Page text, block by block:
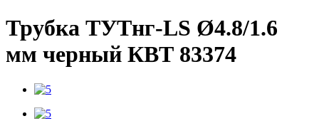
Трубка ТУТнг-LS Ø4.8/1.6
мм черный КВТ 83374